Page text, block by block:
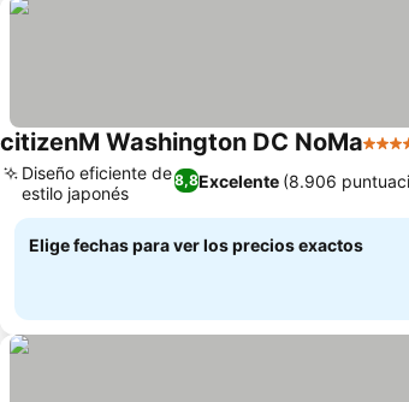
citizenM Washington DC NoMa4
8,8Excelente (8.906
Diseño eficiente de
estilo japonés
Elige fechas para ver los precios exactos